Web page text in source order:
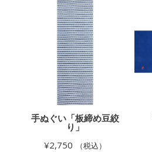
手ぬぐい「板締め豆絞
り」
¥2,750 （税込）